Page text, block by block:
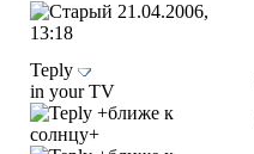
21.04.2006,
13:18
Teply
in your TV